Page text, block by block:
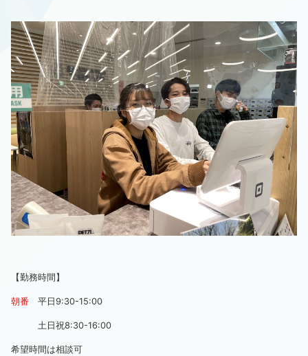
【勤務時間】
朝番 平日9:30-15:00
土日祝8:30-16:00
希望時間は相談可